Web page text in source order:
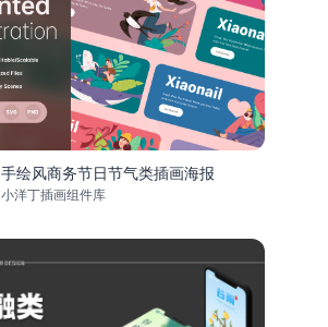
手绘风商务节日节气类插画海报
小洋丁插画组件库